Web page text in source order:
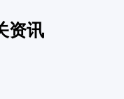
资讯